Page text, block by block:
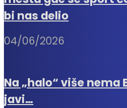
bi nas delio
04/06/2026
Na „halo“ više nema
javi…